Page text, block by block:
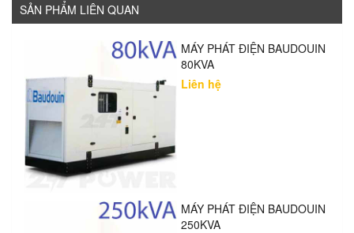
SẢN PHẨM LIÊN QUAN
MÁY PHÁT ĐIỆN BAUDOUIN
80KVA
Liên hệ
MÁY PHÁT ĐIỆN BAUDOUIN
250KVA